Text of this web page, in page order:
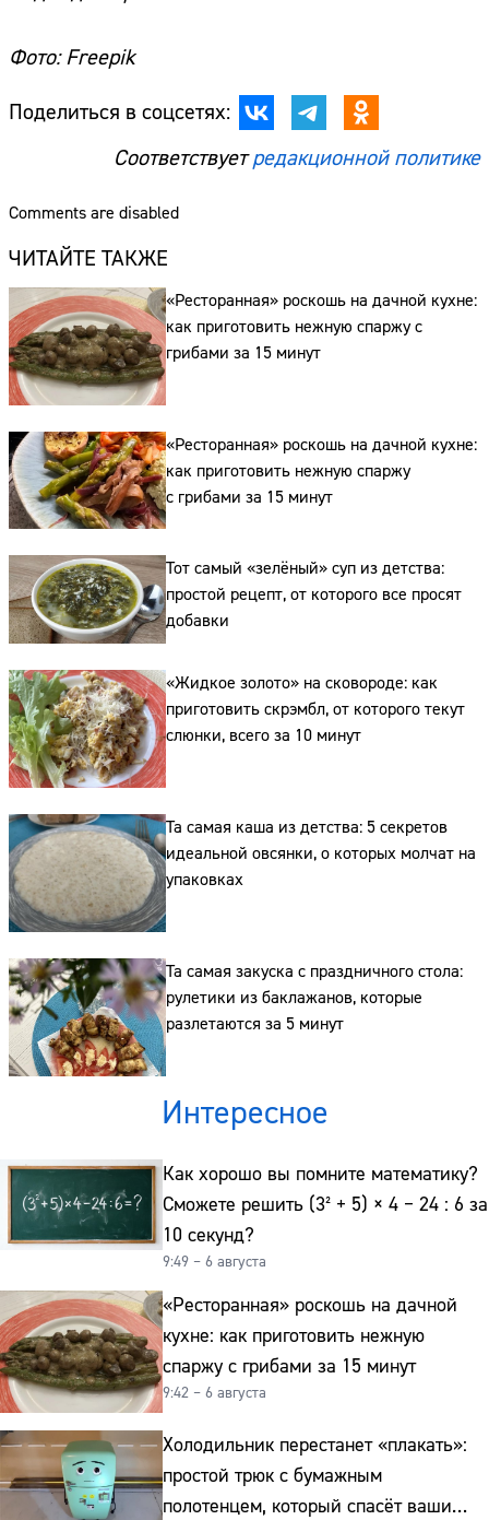
Фото: Freepik
Поделиться в соцсетях:
Соответствуетредакционной политике
Comments are disabled
ЧИТАЙТЕ ТАКЖЕ
«Ресторанная» роскошь на дачной кухне:
как приготовить нежную спаржу с
грибами за 15 минут
«Ресторанная» роскошь на дачной кухне:
как приготовить нежную спаржу
с грибами за 15 минут
Тот самый «зелёный» суп из детства:
простой рецепт, от которого все просят
добавки
«Жидкое золото» на сковороде: как
приготовить скрэмбл, от которого текут
слюнки, всего за 10 минут
Та самая каша из детства: 5 секретов
идеальной овсянки, о которых молчат на
упаковках
Та самая закуска с праздничного стола:
рулетики из баклажанов, которые
разлетаются за 5 минут
Интересное
Как хорошо вы помните математику?
Сможете решить (3² + 5) × 4 − 24 : 6 за
10 секунд?
9:49 – 6 августа
«Ресторанная» роскошь на дачной
кухне: как приготовить нежную
спаржу с грибами за 15 минут
9:42 – 6 августа
Холодильник перестанет «плакать»:
простой трюк с бумажным
полотенцем, который спасёт ваши
Сайт: